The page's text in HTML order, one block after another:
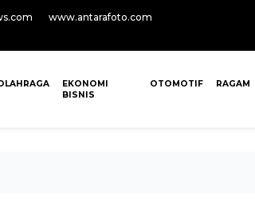
www.antarafoto.com
EKONOMI
BISNIS
OTOMOTIF RAGAM